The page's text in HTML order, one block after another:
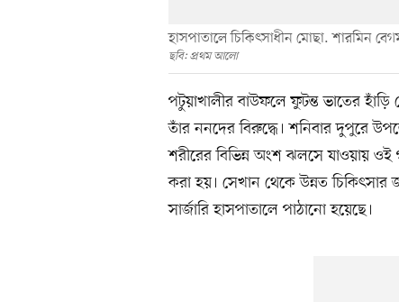
হাসপাতালে চিকিৎসাধীন মোছা. শারমিন
ছবি: প্রথম আলো
পটুয়াখালীর বাউফলে ফুটন্ত ভাতের
তাঁর ননদের বিরুদ্ধে। শনিবার দুপুরে
শরীরের বিভিন্ন অংশ ঝলসে যাওয়ায় ওই
করা হয়। সেখান থেকে উন্নত চিকিৎসার
সার্জারি হাসপাতালে পাঠানো হয়েছে।